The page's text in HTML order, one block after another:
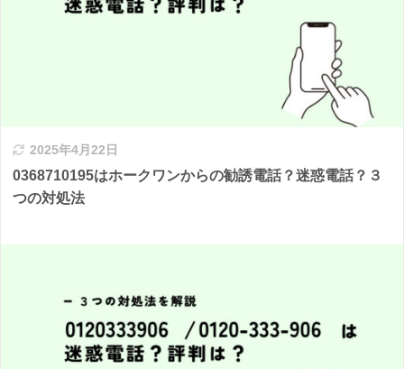
2025年4月22日
0368710195はホークワンからの勧誘電話？迷惑電話？３
つの対処法